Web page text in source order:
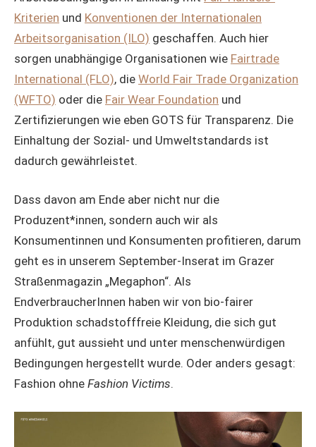
Kriterien und Konventionen der Internationalen
Arbeitsorganisation (ILO) geschaffen. Auch hier
sorgen unabhängige Organisationen wie Fairtrade
International (FLO), die World Fair Trade Organization
(WFTO) oder die Fair Wear Foundation und
Zertifizierungen wie eben GOTS für Transparenz. Die
Einhaltung der Sozial- und Umweltstandards ist
dadurch gewährleistet.
Dass davon am Ende aber nicht nur die
Produzent*innen, sondern auch wir als
Konsumentinnen und Konsumenten profitieren, darum
geht es in unserem September-Inserat im Grazer
Straßenmagazin „Megaphon“. Als
EndverbraucherInnen haben wir von bio-fairer
Produktion schadstofffreie Kleidung, die sich gut
anfühlt, gut aussieht und unter menschenwürdigen
Bedingungen hergestellt wurde. Oder anders gesagt:
Fashion ohne Fashion Victims.